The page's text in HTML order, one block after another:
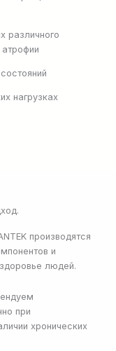
различного
нагрузках
производятся
и
людей.
при
хронических